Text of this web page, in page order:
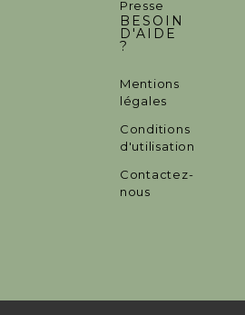
Presse
BESOIN
D'AIDE
?
Mentions
légales
Conditions
d'utilisation
Contactez-
nous